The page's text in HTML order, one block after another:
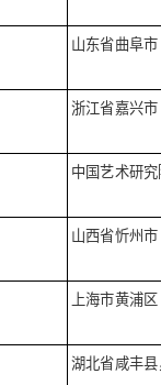
山东省曲阜市
浙江省嘉兴市
中国艺术研究
山西省忻州市
上海市黄浦区
湖北省咸丰